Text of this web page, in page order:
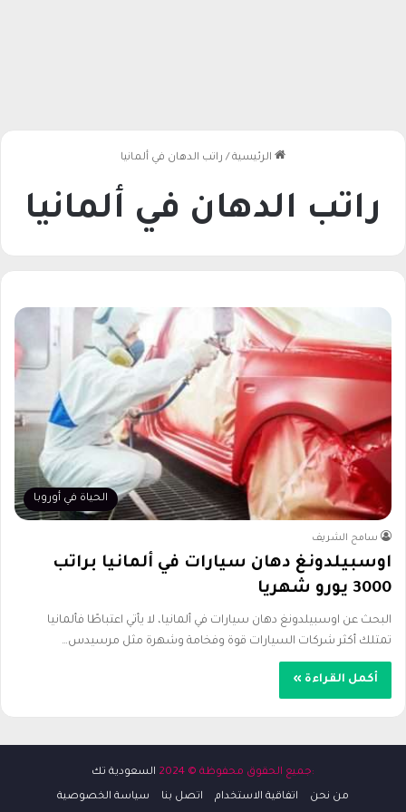
الرئيسية / راتب الدهان في ألمانيا
راتب الدهان في ألمانيا
الحياة في أوروبا
سامح الشريف
اوسبيلدونغ دهان سيارات في ألمانيا براتب
3000 يورو شهريا
البحث عن اوسبيلدونغ دهان سيارات في ألمانيا، لا يأتي اعتباطًا فألمانيا
تمتلك أكثر شركات السيارات قوة وفخامة وشهرة مثل مرسيدس…
أكمل القراءة »
:جميع الحقوق محفوظة © 2024 السعودية تك
من نحن اتفاقية الاستخدام اتصل بنا سياسة الخصوصية